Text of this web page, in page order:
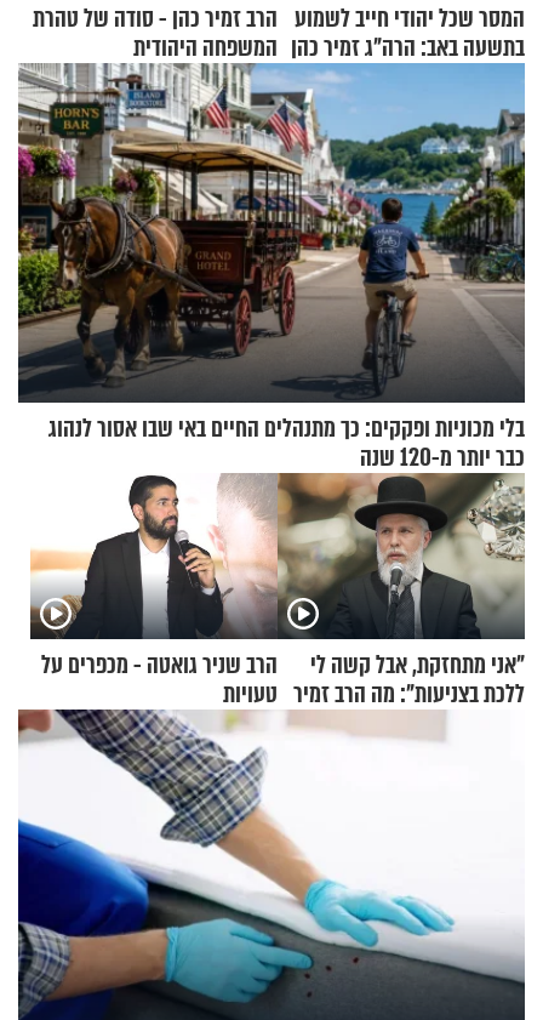
המסר שכל יהודי חייב לשמוע
בתשעה באב: הרה"ג זמיר כהן
בשיעור מיוחד
הרב זמיר כהן - סודה של טהרת
המשפחה היהודית
בלי מכוניות ופקקים: כך מתנהלים החיים באי שבו אסור לנהוג
כבר יותר מ-120 שנה
"אני מתחזקת, אבל קשה לי
ללכת בצניעות": מה הרב זמיר
הרב שניר גואטה - מכפרים על
טעויות